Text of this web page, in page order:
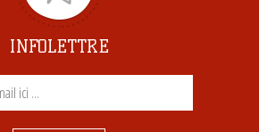
INFOLETTRE